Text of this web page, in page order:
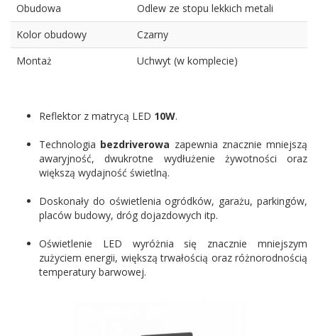
Obudowa
Odlew ze stopu lekkich metali
Kolor obudowy
Czarny
Montaż
Uchwyt (w komplecie)
Reflektor z matrycą LED 10W.
Technologia bezdriverowa zapewnia znacznie mniejszą
awaryjność, dwukrotne wydłużenie żywotności oraz
większą wydajność świetlną.
Doskonały do oświetlenia ogródków, garażu, parkingów,
placów budowy, dróg dojazdowych itp.
Oświetlenie LED wyróżnia się znacznie mniejszym
zużyciem energii, większą trwałością oraz różnorodnością
temperatury barwowej.